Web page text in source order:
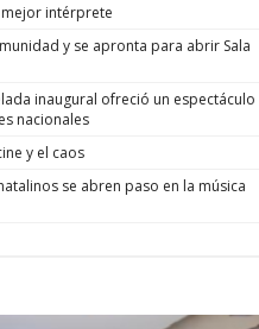
intérprete
y se apronta para abrir Sala
inaugural ofreció un espectáculo
nacionales
y el caos
se abren paso en la música